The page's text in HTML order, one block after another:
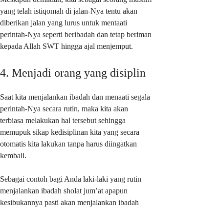
yang telah istiqomah di jalan-Nya tentu akan
diberikan jalan yang lurus untuk mentaati
perintah-Nya seperti beribadah dan tetap beriman
kepada Allah SWT hingga ajal menjemput.
4. Menjadi orang yang disiplin
Saat kita menjalankan ibadah dan menaati segala
perintah-Nya secara rutin, maka kita akan
terbiasa melakukan hal tersebut sehingga
memupuk sikap kedisiplinan kita yang secara
otomatis kita lakukan tanpa harus diingatkan
kembali.
Sebagai contoh bagi Anda laki-laki yang rutin
menjalankan ibadah sholat jum’at apapun
kesibukannya pasti akan menjalankan ibadah